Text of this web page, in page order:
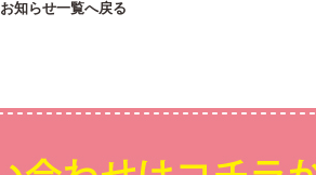
お知らせ一覧へ戻る